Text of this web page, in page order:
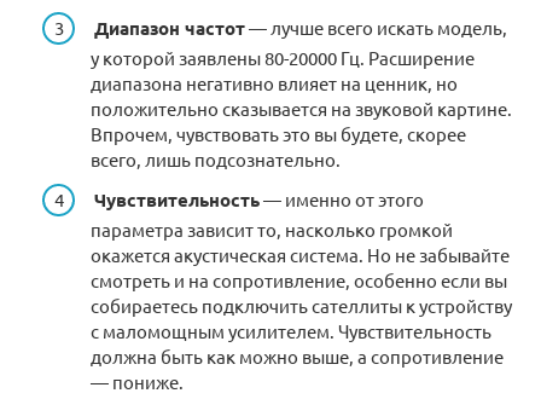
Диапазон частот— лучше всего искать модель,
у которой заявлены 80-20000 Гц. Расширение
диапазона негативно влияет на ценник, но
положительно сказывается на звуковой картине.
Впрочем, чувствовать это вы будете, скорее
всего, лишь подсознательно.
Чувствительность— именно от этого
параметра зависит то, насколько громкой
окажется акустическая система. Но не забывайте
смотреть и на сопротивление, особенно если вы
собираетесь подключить сателлиты к устройству
с маломощным усилителем. Чувствительность
должна быть как можно выше, а сопротивление
— пониже.